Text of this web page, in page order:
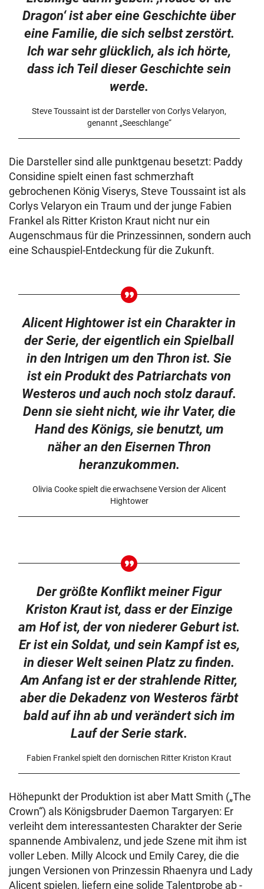
Dragon‘ ist aber eine Geschichte über
eine Familie, die sich selbst zerstört.
Ich war sehr glücklich, als ich hörte,
dass ich Teil dieser Geschichte sein
werde.
Steve Toussaint ist der Darsteller von Corlys Velaryon,
genannt „Seeschlange“
Die Darsteller sind alle punktgenau besetzt: Paddy
Considine spielt einen fast schmerzhaft
gebrochenen König Viserys, Steve Toussaint ist als
Corlys Velaryon ein Traum und der junge Fabien
Frankel als Ritter Kriston Kraut nicht nur ein
Augenschmaus für die Prinzessinnen, sondern auch
eine Schauspiel-Entdeckung für die Zukunft.
Alicent Hightower ist ein Charakter in
der Serie, der eigentlich ein Spielball
in den Intrigen um den Thron ist. Sie
ist ein Produkt des Patriarchats von
Westeros und auch noch stolz darauf.
Denn sie sieht nicht, wie ihr Vater, die
Hand des Königs, sie benutzt, um
näher an den Eisernen Thron
heranzukommen.
Olivia Cooke spielt die erwachsene Version der Alicent
Hightower
Der größte Konflikt meiner Figur
Kriston Kraut ist, dass er der Einzige
am Hof ist, der von niederer Geburt ist.
Er ist ein Soldat, und sein Kampf ist es,
in dieser Welt seinen Platz zu finden.
Am Anfang ist er der strahlende Ritter,
aber die Dekadenz von Westeros färbt
bald auf ihn ab und verändert sich im
Lauf der Serie stark.
Fabien Frankel spielt den dornischen Ritter Kriston Kraut
Höhepunkt der Produktion ist aber Matt Smith („The
Crown“) als Königsbruder Daemon Targaryen: Er
verleiht dem interessantesten Charakter der Serie
spannende Ambivalenz, und jede Szene mit ihm ist
voller Leben. Milly Alcock und Emily Carey, die die
jungen Versionen von Prinzessin Rhaenyra und Lady
Alicent spielen, liefern eine solide Talentprobe ab -